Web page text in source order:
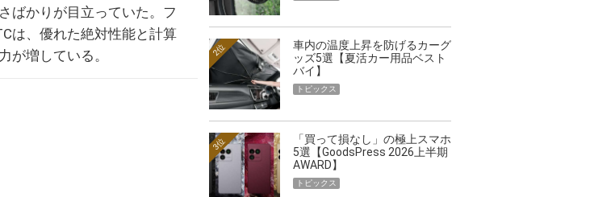
ばかりが目立っていた。フ
は、優れた絶対性能と計算
が増している。
車内の温度上昇を防げるカーグ
ッズ5選【夏活カー用品ベスト
バイ】
2位
トピックス
「買って損なし」の極上スマホ
5選【GoodsPress 2026上半期
AWARD】
3位
トピックス